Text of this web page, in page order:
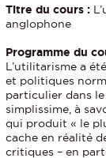
Titre du cours :
anglophone
Programme du
L’utilitarisme a
et politiques
particulier dans
simplissime, à
qui produit « le
cache en réalité
critiques – en